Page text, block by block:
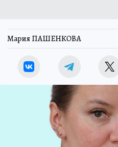
Мария ПАШЕНКОВА